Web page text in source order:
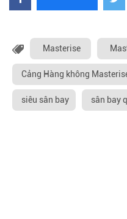
Masterise
Cảng Hàng không
siêu sân bay sân bay